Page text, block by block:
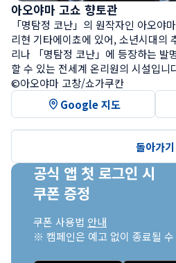
아오야마 고쇼 향토관
「명탐정 코난」의 원작자인 아오야
리현 기타에이쵸에 있어, 소년시대의
리나 「명탐정 코난」에 등장하는 발
할 수 있는 전세계 온리원의 시설입니
©아오야마 고창/쇼가쿠칸
Google 지도
돌아가기
공식 앱 첫 로그인 시
쿠폰 증정
쿠폰 사용법 안내
※ 캠페인은 예고 없이 종료될 수